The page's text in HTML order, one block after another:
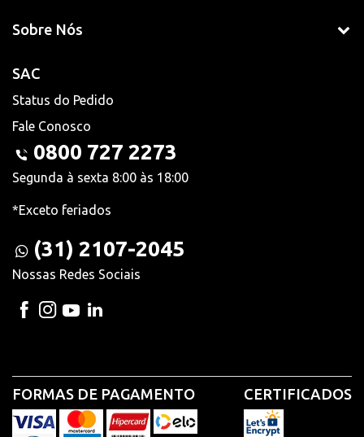
Sobre Nós
SAC
Status do Pedido
Fale Conosco
0800 727 2273
Segunda à sexta 8:00 às 18:00
*Exceto feriados
(31) 2107-2045
Nossas Redes Sociais
FORMAS DE PAGAMENTO CERTIFICADOS